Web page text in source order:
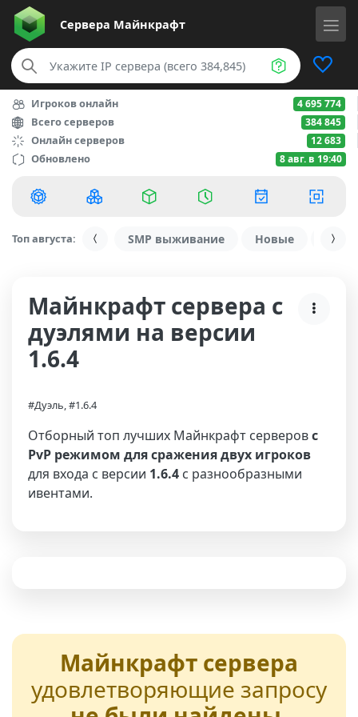
Сервера Майнкрафт
Игроков онлайн 4 695 774
Всего серверов 384 845
Онлайн серверов 12 683
Обновлено 8 авг. в 19:40
Топ августа: SMP выживание Новые С
Майнкрафт сервера с
дуэлями на версии
1.6.4
#Дуэль, #1.6.4
Отборный топ лучших Майнкрафт серверовс
PvP режимом для сражения двух игроков
для входа с версии 1.6.4 с разнообразными
ивентами.
Майнкрафт сервера
удовлетворяющие запросу